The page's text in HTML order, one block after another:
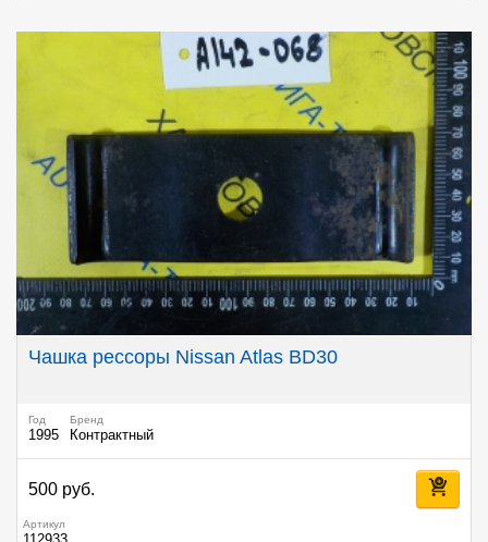
Чашка рессоры Nissan Atlas BD30
Год
1995
Бренд
Контрактный
500 руб.
Артикул